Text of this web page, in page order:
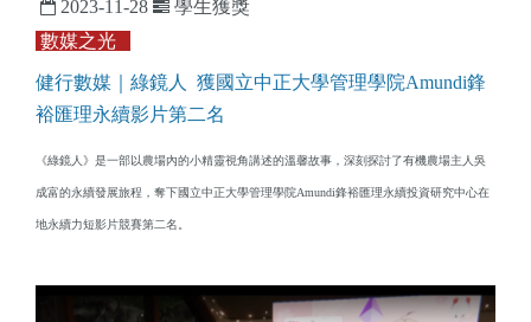
2023-11-28
學生獲獎
數媒之光
健行數媒｜綠鏡人 獲國立中正大學管理學院Amundi鋒
裕匯理永續影片第二名
《綠鏡人》是一部以農場內的小精靈視角講述的溫馨故事，深刻探討了有機農場主人吳
成富的永續發展旅程，奪下國立中正大學管理學院Amundi鋒裕匯理永續投資研究中心在
地永續力短影片競賽第二名。